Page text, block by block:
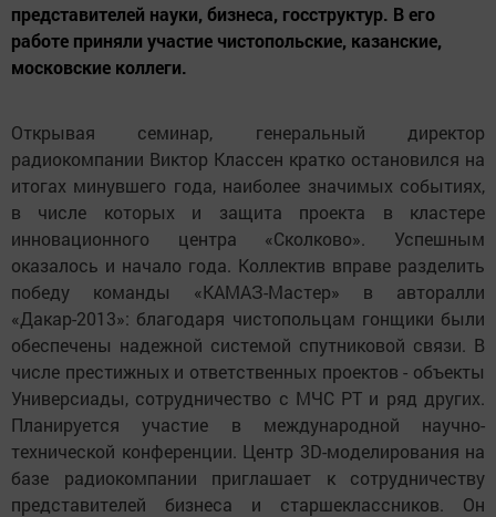
представителей науки, бизнеса, госструктур. В его
работе приняли участие чистопольские, казанские,
московские коллеги.
Открывая семинар, генеральный директор
радиокомпании Виктор Классен кратко остановился на
итогах минувшего года, наиболее значимых событиях,
в числе которых и защита проекта в кластере
инновационного центра «Сколково». Успешным
оказалось и начало года. Коллектив вправе разделить
победу команды «КАМАЗ-Мастер» в авторалли
«Дакар-2013»: благодаря чистопольцам гонщики были
обеспечены надежной системой спутниковой связи. В
числе престижных и ответственных проектов - объекты
Универсиады, сотрудничество с МЧС РТ и ряд других.
Планируется участие в международной научно-
технической конференции. Центр 3D-моделирования на
базе радиокомпании приглашает к сотрудничеству
представителей бизнеса и старшеклассников. Он